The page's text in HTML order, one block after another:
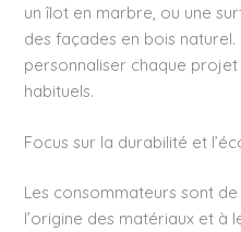
un îlot en marbre, ou une
des façades en bois
personnaliser chaque
habituels.
Focus sur la durabilité et
Les consommateurs sont
l’origine des matériaux et à